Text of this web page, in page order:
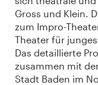
Gross und Klein.
zum Impro-
Theater für
Das detaillierte
zusammen mit
Stadt Baden im